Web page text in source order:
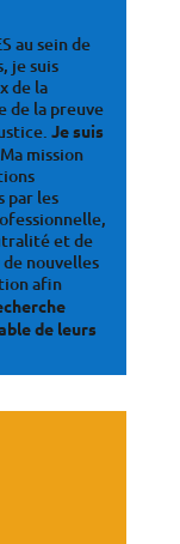
au sein de
je suis
de la
de la preuve
Je suis
mission
par les
et de
nouvelles
afin
de leurs